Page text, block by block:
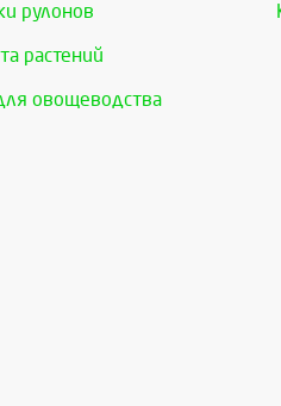
рулонов
растений
овощеводства